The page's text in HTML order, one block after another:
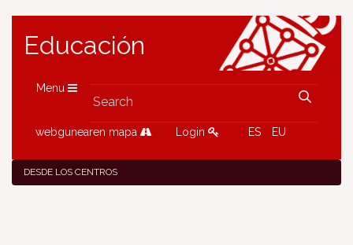
Educación
Menu
webgunearen mapa Login ES EU
DESDE LOS CENTROS